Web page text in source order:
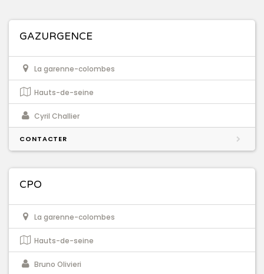
GAZURGENCE
La garenne-colombes
Hauts-de-seine
Cyril Challier
CONTACTER
CPO
La garenne-colombes
Hauts-de-seine
Bruno Olivieri